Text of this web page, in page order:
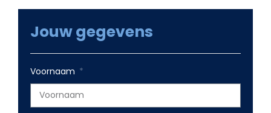
Jouw gegevens
Voornaam